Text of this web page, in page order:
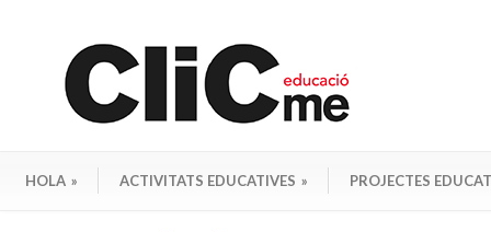
HOLA » ACTIVITATS EDUCATIVES » PROJECTES